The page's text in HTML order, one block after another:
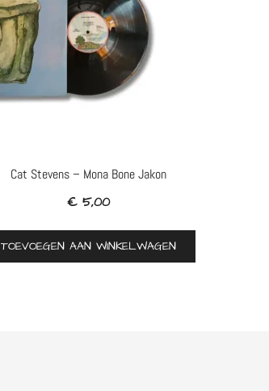
Cat Stevens – Mona Bone Jakon
€5,00
TOEVOEGEN AAN WINKELWAGEN